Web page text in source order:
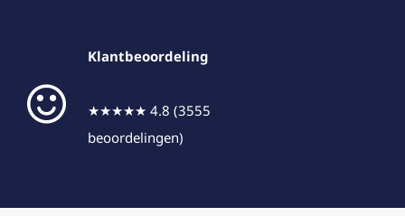
Klantbeoordeling
★★★★★ 4.8 (3555
beoordelingen)